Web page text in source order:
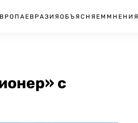
ЕВРАЗИЯ ОБЪЯСНЯЕМ МНЕНИЯ
с